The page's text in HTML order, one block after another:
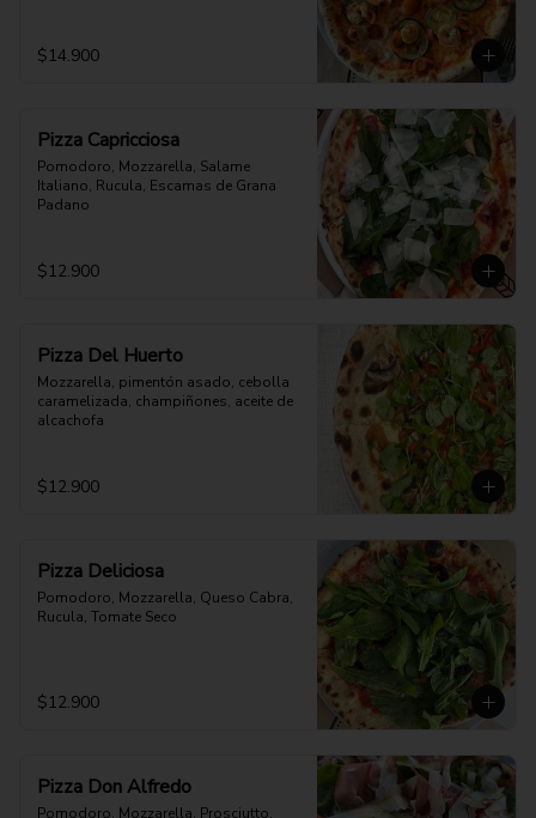
$14.900
Pizza Capricciosa
Pomodoro, Mozzarella, Salame
Italiano, Rucula, Escamas de Grana
Padano
$12.900
Pizza Del Huerto
Mozzarella, pimentón asado, cebolla
caramelizada, champiñones, aceite de
alcachofa
$12.900
Pizza Deliciosa
Pomodoro, Mozzarella, Queso Cabra,
Rucula, Tomate Seco
$12.900
Pizza Don Alfredo
Pomodoro, Mozzarella, Prosciutto,